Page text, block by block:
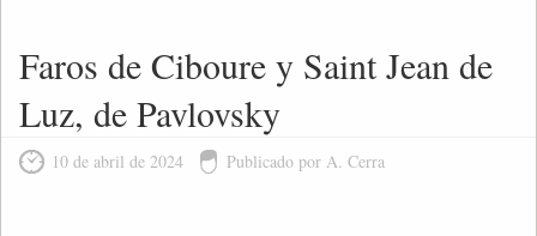
Faros de Ciboure y Saint Jean de
Luz, de Pavlovsky
10 de abril de 2024 Publicado por A. Cerra